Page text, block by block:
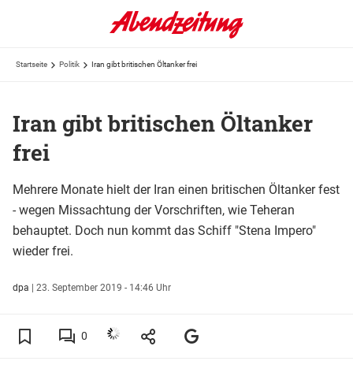
Startseite Politik Iran gibt britischen Öltanker frei
Iran gibt britischen Öltanker
frei
Mehrere Monate hielt der Iran einen britischen Öltanker fest
- wegen Missachtung der Vorschriften, wie Teheran
behauptet. Doch nun kommt das Schiff "Stena Impero"
wieder frei.
dpa | 23. September 2019 - 14:46 Uhr
0